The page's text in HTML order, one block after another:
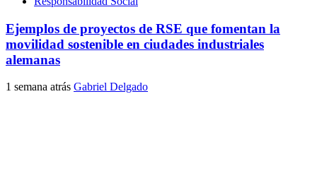
Ejemplos de proyectos de RSE que fomentan la
movilidad sostenible en ciudades industriales
alemanas
1 semana atrás Gabriel Delgado